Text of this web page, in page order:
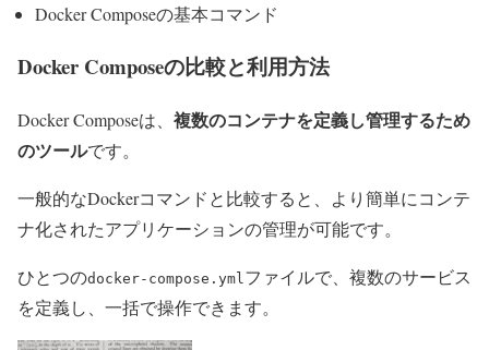
Docker Composeの基本コマンド
Docker Composeの比較と利用方法
Docker Composeは、 複数のコンテナを定義し管理するため
のツールです。
一般的なDockerコマンドと比較すると、より簡単にコンテ
ナ化されたアプリケーションの管理が可能です。
ひとつのdocker-compose.ymlファイルで、複数のサービス
を定義し、一括で操作できます。